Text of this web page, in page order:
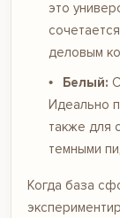
это
деловым
Белый:
Идеально
также для
темными
Когда база